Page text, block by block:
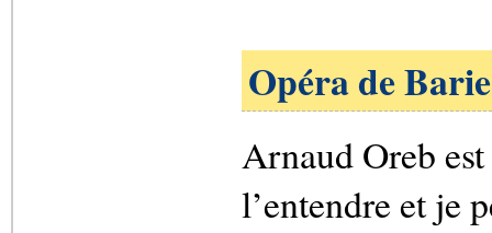
Opéra de Barie
Arnaud Oreb est
l’entendre et je